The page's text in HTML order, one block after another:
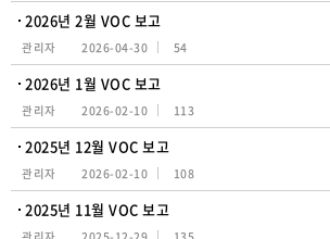
2026년 2월 VOC 보고
관리자 2026-04-30 54
2026년 1월 VOC 보고
관리자 2026-02-10 113
2025년 12월 VOC 보고
관리자 2026-02-10 108
2025년 11월 VOC 보고